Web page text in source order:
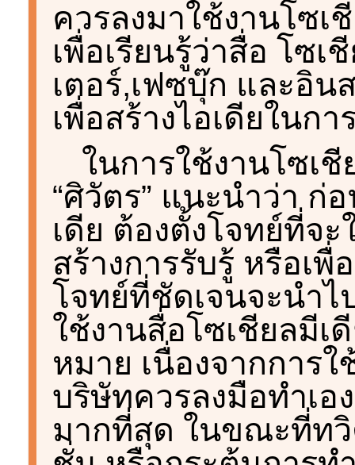
ควรลงมาใช้งานโซเ
เพื่อเรียนรู้ว่าสื่อ โซ
เตอร์,เฟซบุ๊ก และอิน
เพื่อสร้างไอเดียในก
ในการใช้งานโซเ
“ศิวัตร” แนะนำว่า ก่
เดีย ต้องตั้งโจทย์ที่จ
สร้างการรับรู้ หรือเพื่
โจทย์ที่ชัดเจนจะนำไ
ใช้งานสื่อโซเชียลมีเ
หมาย เนื่องจากการ
บริษัทควรลงมือทำเอ
มากที่สุด ในขณะที่ทวิ